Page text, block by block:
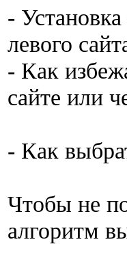
-
левого
- Как
сайте или
- Как
Чтобы не
алгоритм